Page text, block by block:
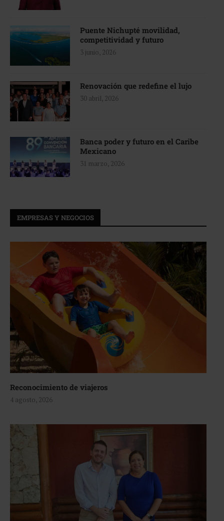
Puente Nichupté movilidad,
competitividad y futuro
3 junio, 2026
Renovación que redefine el lujo
30 abril, 2026
Banca poder y futuro en el Caribe
Mexicano
31 marzo, 2026
EMPRESAS Y NEGOCIOS
Reconocimiento de viajeros
4 agosto, 2026